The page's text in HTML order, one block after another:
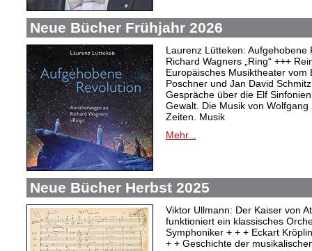
Neue Bücher Frühjahr 2026
Laurenz Lütteken: Aufgehobene
Richard Wagners „Ring“ +++
Europäisches Musiktheater vom
Poschner und Jan David
Gespräche über die Elf
Gewalt. Die Musik von
Zeiten. Musik
Mehr...
Neue Bücher Herbst 2025
Viktor Ullmann: Der Kaiser von
funktioniert ein klassisches
Symphoniker + + + Eckart
+ + Geschichte der